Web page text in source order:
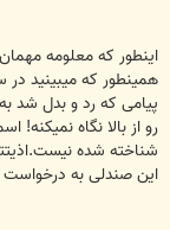
اینطور که معلومه
همینطور که میبینید در
پیامی که رد و بدل شد
رو از بالا نگاه
شناخته شده
این صندلی به